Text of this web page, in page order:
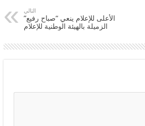
التالي
الأعلى للإعلام ينعي “صباح رفيع”
الزميلة بالهيئة الوطنية للإعلام